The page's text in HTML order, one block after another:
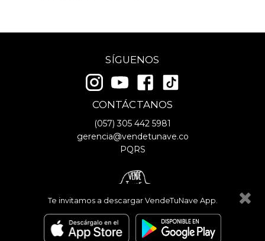
Te invitamos a descargar VendeTuNave App.
SÍGUENOS
CONTÁCTANOS
(057)305 442 5981
gerencia@vendetunave.co
PQRS
© Copyright2026 - VendeTuNave
Términos y Condiciones